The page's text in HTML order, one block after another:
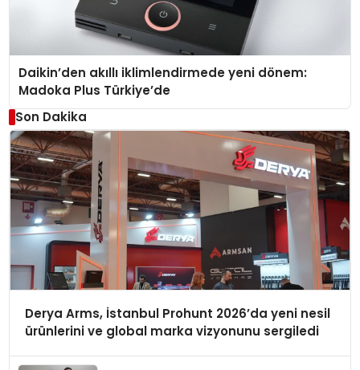
Daikin’den akıllı iklimlendirmede yeni dönem:
Madoka Plus Türkiye’de
Son Dakika
Derya Arms, İstanbul Prohunt 2026’da yeni nesil
ürünlerini ve global marka vizyonunu sergiledi